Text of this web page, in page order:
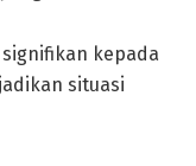
kepada
situasi